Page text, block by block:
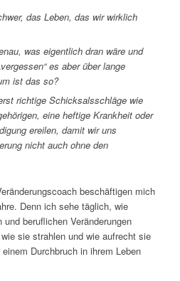
das Leben, das wir wirklich
was eigentlich dran wäre und
es aber über lange
ist das so?
richtige Schicksalsschläge wie
eine heftige Krankheit oder
ereilen, damit wir uns
nicht auch ohne den
beschäftigen mich
Denn ich sehe täglich, wie
beruflichen Veränderungen
sie strahlen und wie aufrecht sie
Durchbruch in ihrem Leben